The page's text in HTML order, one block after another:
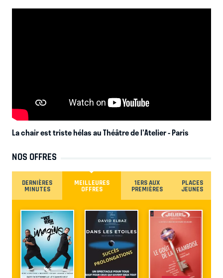
La chair est triste hélas au Théâtre de l'Atelier- Paris
NOS OFFRES
DERNIÈRES
MINUTES
MEILLEURES
OFFRES
1ERS AUX
PREMIÈRES
PLACES
JEUNES